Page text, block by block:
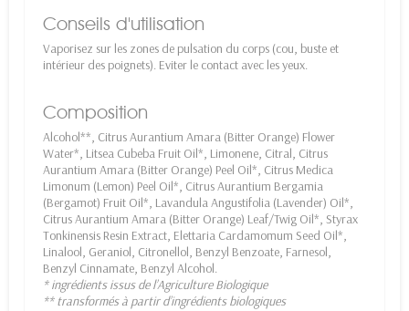
Conseils d'utilisation
Vaporisez sur les zones de pulsation du corps (cou, buste et
intérieur des poignets). Eviter le contact avec les yeux.
Composition
Alcohol**, Citrus Aurantium Amara (Bitter Orange) Flower
Water*, Litsea Cubeba Fruit Oil*, Limonene, Citral, Citrus
Aurantium Amara (Bitter Orange) Peel Oil*, Citrus Medica
Limonum (Lemon) Peel Oil*, Citrus Aurantium Bergamia
(Bergamot) Fruit Oil*, Lavandula Angustifolia (Lavender) Oil*,
Citrus Aurantium Amara (Bitter Orange) Leaf/Twig Oil*, Styrax
Tonkinensis Resin Extract, Elettaria Cardamomum Seed Oil*,
Linalool, Geraniol, Citronellol, Benzyl Benzoate, Farnesol,
Benzyl Cinnamate, Benzyl Alcohol.
* ingrédients issus de l’Agriculture Biologique
** transformés à partir d’ingrédients biologiques